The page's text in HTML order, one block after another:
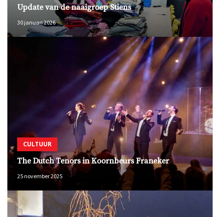
Update van de naaigroep Stiens
30 januari 2026
CULTUUR
The Dutch Tenors in Koornbeurs Franeker
25 november 2025